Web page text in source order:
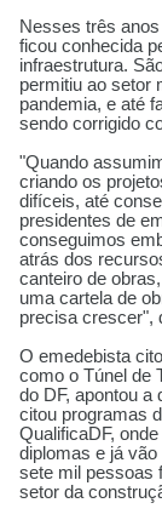
Nesses três
ficou conhecida
infraestrutura.
permitiu ao setor
pandemia, e até
sendo corrigido
"Quando
criando os
difíceis, até
presidentes de
conseguimos
atrás dos
canteiro de
uma cartela de
precisa crescer",
O emedebista
como o Túnel de
do DF, apontou a
citou programas
QualificaDF,
diplomas e já
sete mil pessoas
setor da